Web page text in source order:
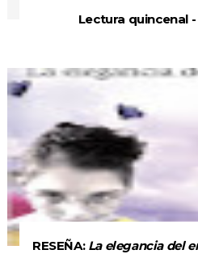
Lectura quincenal
RESEÑA: La elegancia del